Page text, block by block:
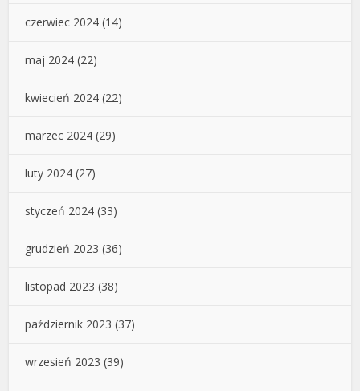
czerwiec 2024 (14)
maj 2024 (22)
kwiecień 2024 (22)
marzec 2024 (29)
luty 2024 (27)
styczeń 2024 (33)
grudzień 2023 (36)
listopad 2023 (38)
październik 2023 (37)
wrzesień 2023 (39)